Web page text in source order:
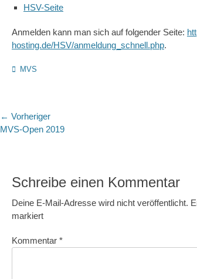
HSV-Seite
Anmelden kann man sich auf folgender Seite:
hosting.de/HSV/anmeldung_schnell.php.
Kategorien
MVS
Beitragsnavigation
← Vorheriger
Vorheriger
MVS-Open 2019
Schreibe einen Kommentar
Deine E-Mail-Adresse wird nicht veröffentlicht.
markiert
Kommentar *